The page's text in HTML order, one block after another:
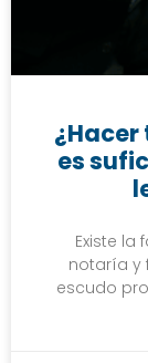
es
Existe
notaría y
escudo